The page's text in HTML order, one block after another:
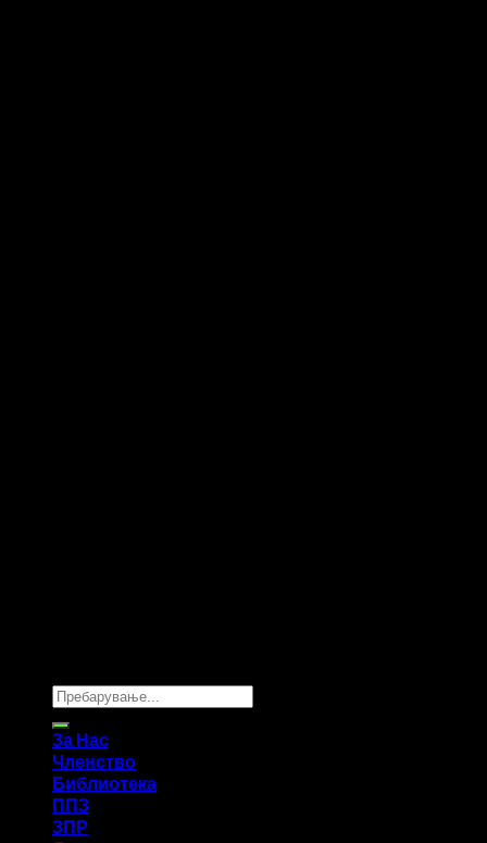
За Нас
Членство
Библиотека
ППЗ
ЗПР